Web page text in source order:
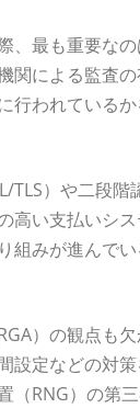
、最も重要な
による監査の
行われている
TLS）や二段
高い支払いシ
組みが進んで
）の観点も
設定などの対
（RNG）の第